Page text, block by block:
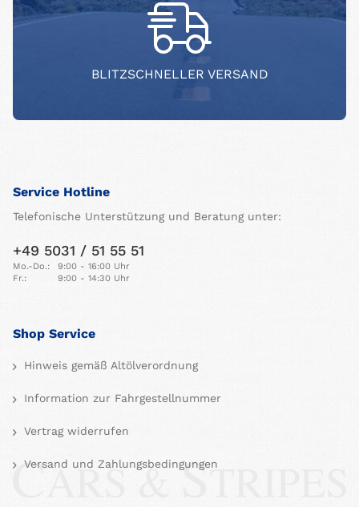
BLITZSCHNELLER VERSAND
Service Hotline
Telefonische Unterstützung und Beratung unter:
+49 5031 / 51 55 51
Mo.-Do.:
9:00 - 16:00 Uhr
Fr.:
9:00 - 14:30 Uhr
Shop Service
Hinweis gemäß Altölverordnung
Information zur Fahrgestellnummer
Vertrag widerrufen
Versand und Zahlungsbedingungen